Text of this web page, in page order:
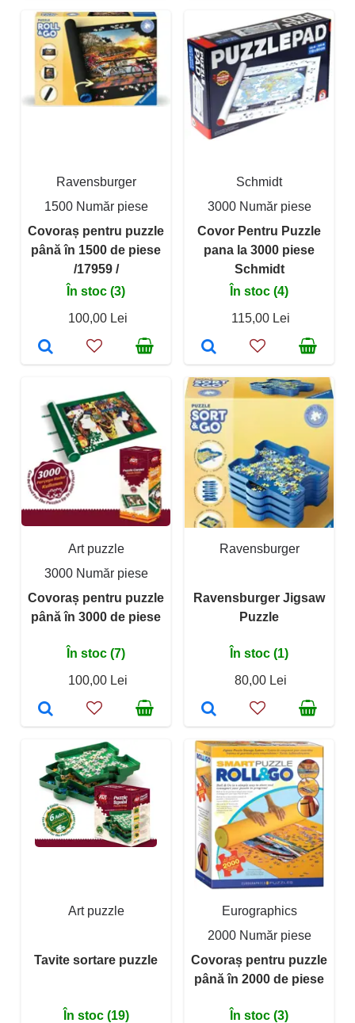
Ravensburger
1500 Număr piese
Covoraș pentru puzzle
până în 1500 de piese
/17959 /
În stoc (3)
100,00 Lei
Schmidt
3000 Număr piese
Covor Pentru Puzzle
pana la 3000 piese
Schmidt
În stoc (4)
115,00 Lei
Art puzzle
3000 Număr piese
Covoraș pentru puzzle
până în 3000 de piese
În stoc (7)
100,00 Lei
Ravensburger
Ravensburger Jigsaw
Puzzle
În stoc (1)
80,00 Lei
Art puzzle
Tavite sortare puzzle
În stoc (19)
Eurographics
2000 Număr piese
Covoraș pentru puzzle
până în 2000 de piese
În stoc (3)